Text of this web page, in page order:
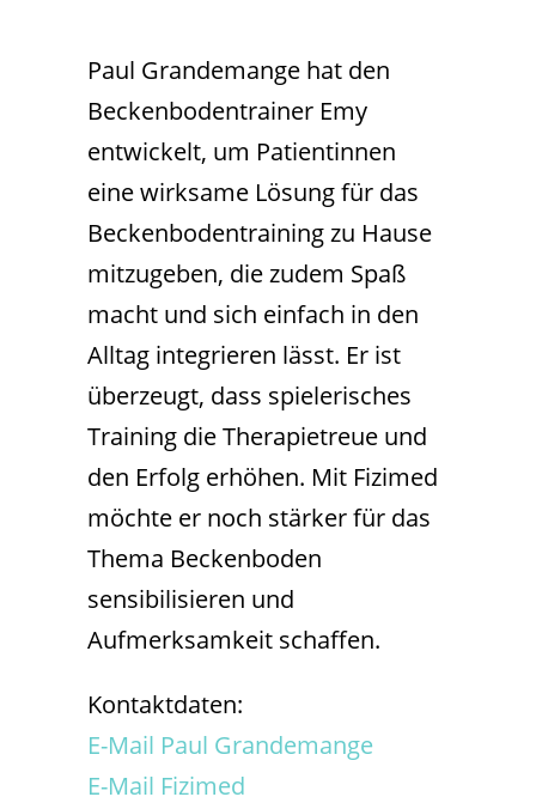
Paul Grandemange hat den
Beckenbodentrainer Emy
entwickelt, um Patientinnen
eine wirksame Lösung für das
Beckenbodentraining zu Hause
mitzugeben, die zudem Spaß
macht und sich einfach in den
Alltag integrieren lässt. Er ist
überzeugt, dass spielerisches
Training die Therapietreue und
den Erfolg erhöhen. Mit Fizimed
möchte er noch stärker für das
Thema Beckenboden
sensibilisieren und
Aufmerksamkeit schaffen.
Kontaktdaten:
E-Mail Paul Grandemange
E-Mail Fizimed